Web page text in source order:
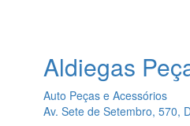
Aldiegas
Auto Peças e Acessórios
Av. Sete de Setembro, 570,